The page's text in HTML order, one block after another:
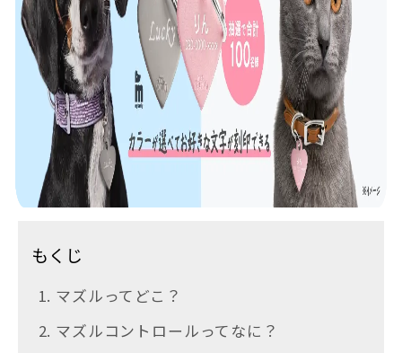
もくじ
1. マズルってどこ？
2. マズルコントロールってなに？